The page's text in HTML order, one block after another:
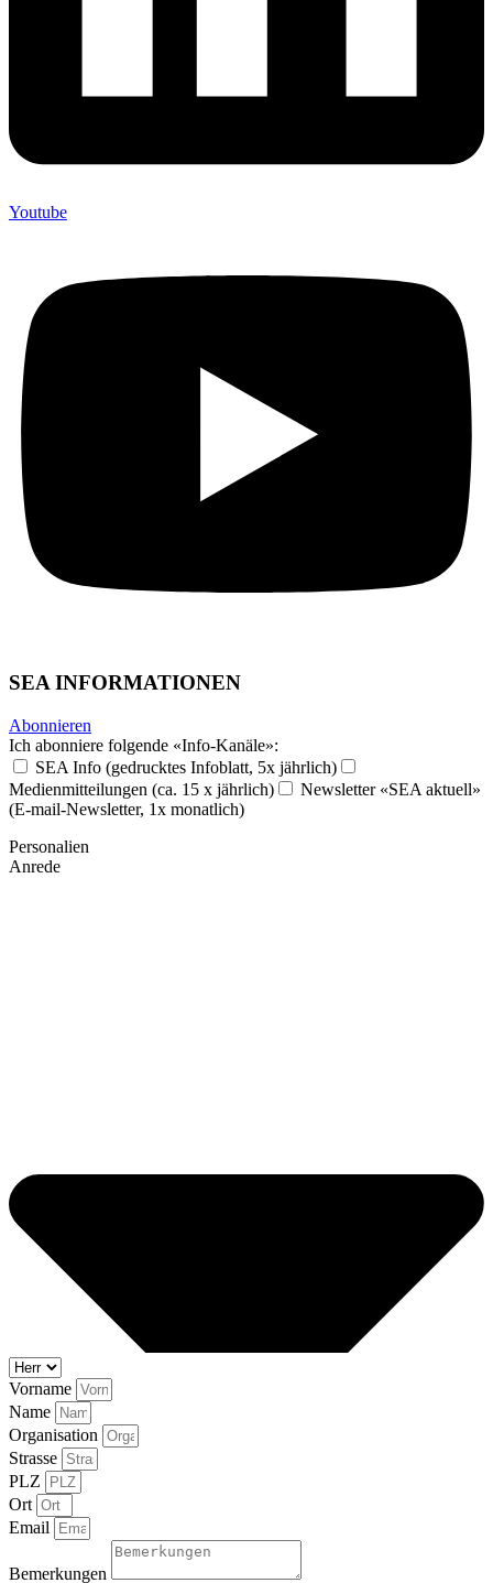
Youtube
SEA INFORMATIONEN
Abonnieren
Ich abonniere folgende «Info-Kanäle»:
SEA Info (gedrucktes Infoblatt, 5x jährlich)
Medienmitteilungen (ca. 15 x jährlich)
Newsletter «SEA aktuell»
(E-mail-Newsletter, 1x monatlich)
Personalien
Anrede
Vorname
Name
Organisation
Strasse
PLZ
Ort
Email
Bemerkungen